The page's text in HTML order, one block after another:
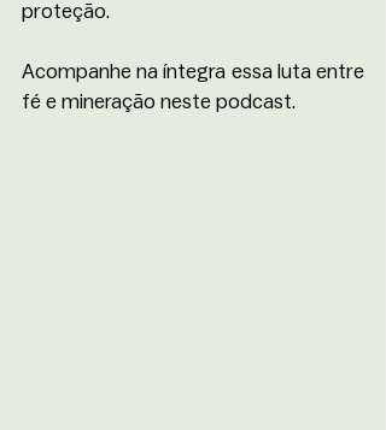
proteção.
Acompanhe na íntegra essa luta entre
fé e mineração neste podcast.